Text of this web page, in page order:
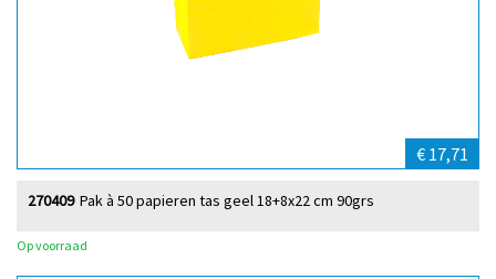
€ 17,71
Pak à 50 papieren tas geel 18+8x22 cm 90grs
270409
Op voorraad